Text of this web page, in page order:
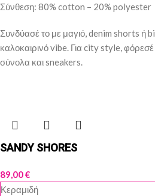
Σύνθεση: 80% cotton – 20% polyester
Συνδύασέ το με μαγιό, denim shorts ή
καλοκαιρινό vibe. Για city style,
σύνολα και sneakers.
SANDY SHORES
89,00€
Κεραμιδή